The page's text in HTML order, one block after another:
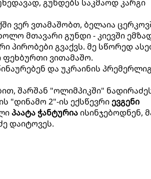
გუნდებს საკმაოდ კარგი
ვერ ვთამაშობთ, ბელაია
მთავარი გუნდი - კიევში
პირობები გვაქვს. მე სწორედ
ვითამაშო.
და უკრაინის
შარშან "ოლიმპიკში"
"დინამო 2"-ის ექსწევრიევგენი
პაატა ჭანტურიაისინჯებოდნენ,
დაიტოვეს.